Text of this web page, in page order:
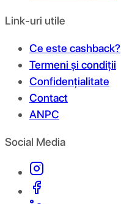
Link-uri utile
Ce este cashback?
Termeni și condiții
Confidențialitate
Contact
ANPC
Social Media